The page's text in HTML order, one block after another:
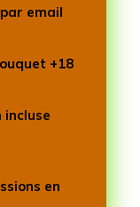
email
+18
incluse
en